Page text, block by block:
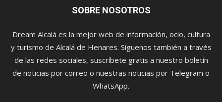
SOBRE NOSOTROS
Dream Alcalá es la mejor web de información, ocio, cultura
y turismo de Alcalá de Henares. Síguenos también a través
de las redes sociales, suscríbete gratis a nuestro boletín
de noticias por correo o nuestras noticias por Telegram o
WhatsApp.